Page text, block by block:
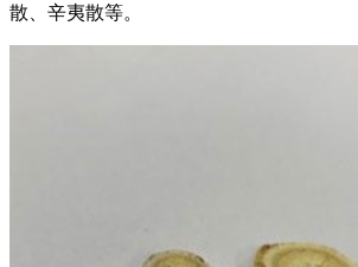
散、辛夷散等。